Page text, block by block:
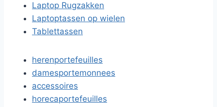
Laptop Rugzakken
Laptoptassen op wielen
Tablettassen
herenportefeuilles
damesportemonnees
accessoires
horecaportefeuilles